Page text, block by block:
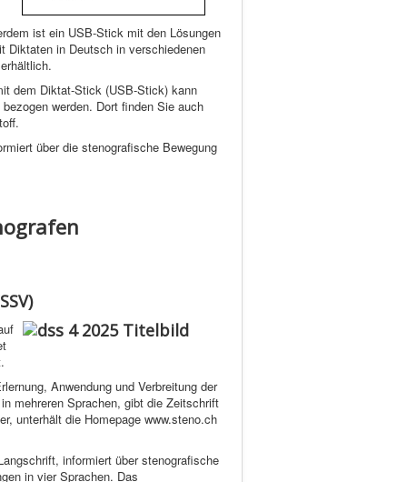
ist ein USB-Stick mit den Lösungen
Diktaten in Deutsch in verschiedenen
dem Diktat-Stick (USB-Stick) kann
werden. Dort finden Sie auch
über die stenografische Bewegung
Anwendung und Verbreitung der
mehreren Sprachen, gibt die Zeitschrift
unterhält die Homepage www.steno.ch
informiert über stenografische
in vier Sprachen. Das